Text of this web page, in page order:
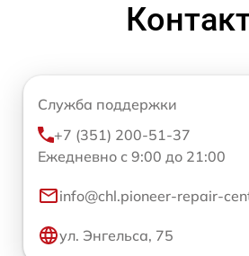
Служба поддержки
+7 (351) 200-51-37
Ежедневно с 9:00 до 21:00
info@chl.pioneer-repair-
ул. Энгельса, 75